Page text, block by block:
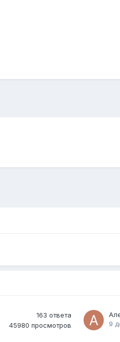
163 ответа
45980 просмотров
9